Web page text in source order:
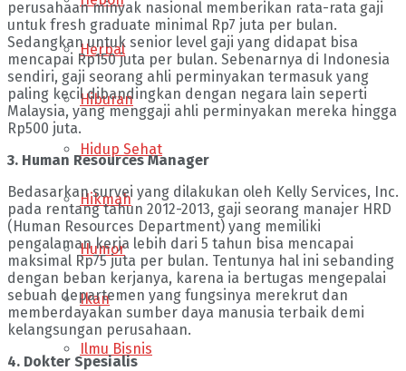
Herbal
Hiburan
Hidup Sehat
Hikmah
Humor
Ikan
Ilmu Bisnis
perusahaan minyak nasional memberikan rata-rata gaji
untuk fresh graduate minimal Rp7 juta per bulan.
Sedangkan untuk senior level gaji yang didapat bisa
mencapai Rp150 juta per bulan. Sebenarnya di Indonesia
sendiri, gaji seorang ahli perminyakan termasuk yang
paling kecil dibandingkan dengan negara lain seperti
Malaysia, yang menggaji ahli perminyakan mereka hingga
Rp500 juta.
3. Human Resources Manager
Bedasarkan survei yang dilakukan oleh Kelly Services, Inc.
pada rentang tahun 2012-2013, gaji seorang manajer HRD
(Human Resources Department) yang memiliki
pengalaman kerja lebih dari 5 tahun bisa mencapai
maksimal Rp75 juta per bulan. Tentunya hal ini sebanding
dengan beban kerjanya, karena ia bertugas mengepalai
sebuah departemen yang fungsinya merekrut dan
memberdayakan sumber daya manusia terbaik demi
kelangsungan perusahaan.
4. Dokter Spesialis